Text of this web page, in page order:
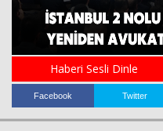
Haberi Sesli Dinle
Facebook Twitter